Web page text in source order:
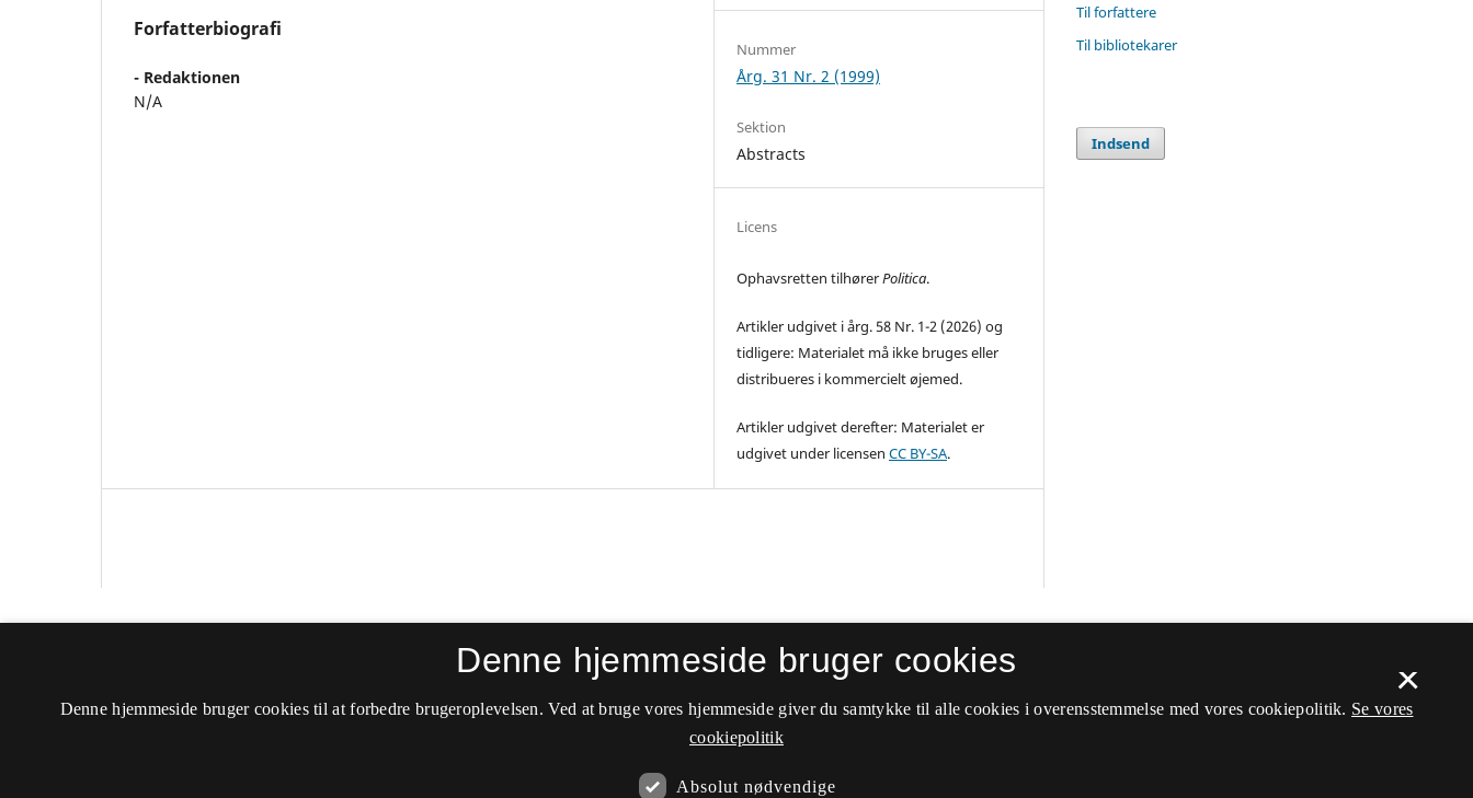
Forfatterbiografi
- Redaktionen
N/A
Nummer
Årg. 31 Nr. 2 (1999)
Sektion
Abstracts
Licens
Ophavsretten tilhørerPolitica.
Artikler udgivet i årg. 58 Nr. 1-2 (2026) og
tidligere: Materialet må ikke bruges eller
distribueres i kommercielt øjemed.
Artikler udgivet derefter: Materialet er
udgivet under licensenCC BY-SA.
Til forfattere
Til bibliotekarer
Indsend
ISSN 2246-042X (Online)
×
Denne hjemmeside bruger cookies
Denne hjemmeside bruger cookies til at forbedre brugeroplevelsen. Ved at bruge vores hjemmeside giver du samtykke til alle cookies i overensstemmelse med vores cookiepolitik. Se vores
cookiepolitik
Absolut nødvendige